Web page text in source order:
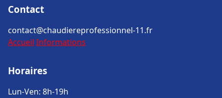
Contact
contact@chaudiereprofessionnel-11.fr
Accueil Informations
Horaires
Lun-Ven: 8h-19h